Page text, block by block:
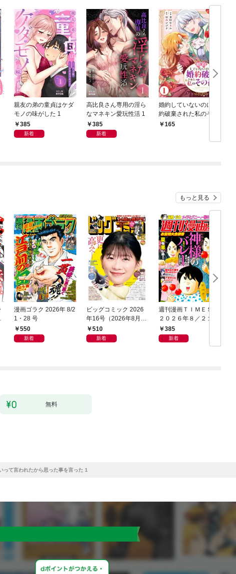
親友の弟の童貞はケダ
モノの味がした 1
385
新着
高比良さん専用の淫ら
なマネキン愛玩性活 1
385
新着
婚約していないのに婚
約破棄された私のその
後 1165
もっと見る
漫画ゴラク 2026年 8/2
1・28 号
550
新着
ビッグコミック 2026
年16号（2026年8月7
日発売）
510
新着
週刊漫画ＴＩＭＥＳ
２０２６年８／２１・
２８合併号
385
新着
無料
って言われたから思った事を言った 1